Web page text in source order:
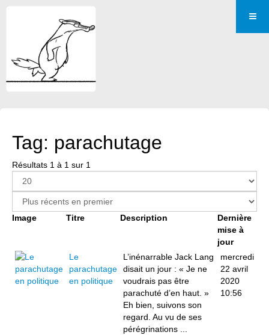
Tag: parachutage
Résultats 1 à 1 sur 1
Image Titre Description
Dernière
mise à
jour
Le
parachutage
en politique
L’inénarrable Jack Lang
disait un jour : « Je ne
voudrais pas être
parachuté d’en haut. »
Eh bien, suivons son
regard. Au vu de ses
pérégrinations ...
mercredi
22 avril
2020
10:56